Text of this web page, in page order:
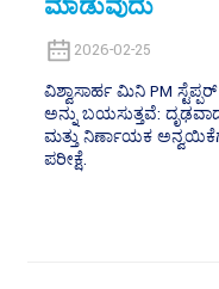
ಮಾಡುವುದು
2026-02-25
ವಿಶ್ವಾಸಾರ್ಹ ಮಿನಿ PM
ಅನ್ನು ಬಯಸುತ್ತವೆ:
ಮತ್ತು ನಿರ್ಣಾಯಕ
ಪರೀಕ್ಷೆ.